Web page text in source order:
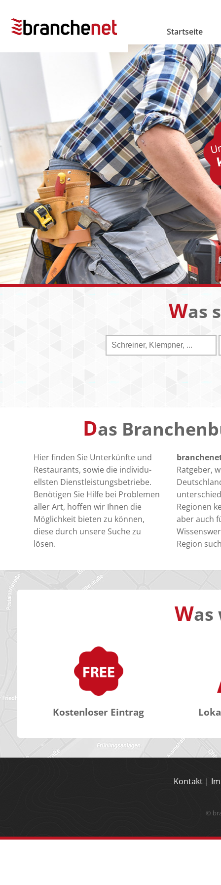
Startseite
Was
Das
Hier finden Sie Unterkünfte und
Restaurants, sowie die individu-
ellsten Dienstleistungsbetriebe.
Benötigen Sie Hilfe bei Problemen
aller Art, hoffen wir Ihnen die
Möglichkeit bieten zu können,
diese durch unsere Suche zu
lösen.
Ratgeber,
Regionen
aber auch
Region
Was
Kostenloser Eintrag
Kontakt |
©